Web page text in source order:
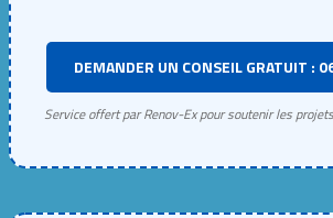
DEMANDER UN CONSEIL GRATUIT :
Service offert par Renov-Ex pour soutenir les